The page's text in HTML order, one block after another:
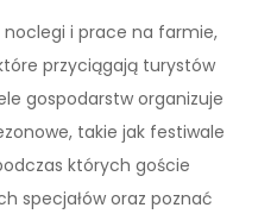
i prace na farmie,
przyciągają turystów
gospodarstw organizuje
takie jak festiwale
których goście
specjałów oraz poznać